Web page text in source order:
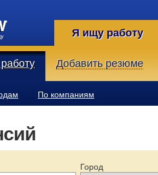
Я ищу работу
Добавить резюме
По компаниям
Город